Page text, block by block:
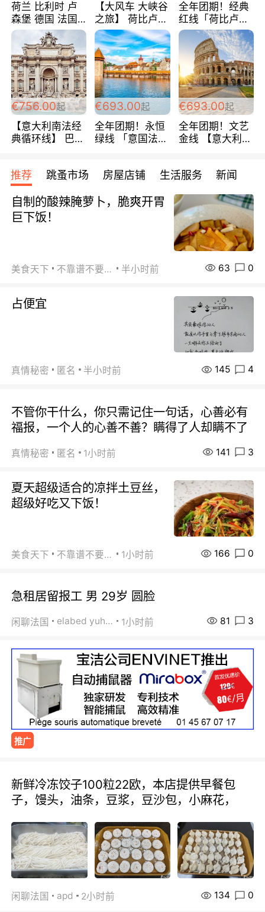
荷兰 比利时 卢
森堡 德国 法国
超爽玩遍西欧 循
环线 全程四星宾
馆 108欧/人/天
【大风车 大峡谷
之旅】 荷比卢德
法 巴黎上下 经
典五国四日游
488欧/人
全年团期！经典
红线「荷比卢德
法」七天循环 五
国 仅售99欧/人/
天！巴黎上下！
包拼房~
€756.00起
【意大利南法经
典循环线】 巴黎
宾馆 108欧/天起
全程756欧/位
€693.00起
全年团期！永恒
绿线 「意国法
欧/天起 ~包拼房
€693.00起
全年团期！文艺
金线 【意大利一
每周铁发！
推荐 跳蚤市场 房屋店铺 生活服务 新闻
自制的酸辣腌萝卜，脆爽开胃
巨下饭！
美食天下 不靠谱不要联系 半小时前 63 0
占便宜
真情秘密 匿名 半小时前 145 4
不管你干什么，你只需记住一句话，心善必有
福报，一个人的心善不善？瞒得了人却瞒不了
真情秘密 匿名 1小时前 141 3
夏天超级适合的凉拌土豆丝，
超级好吃又下饭！
美食天下 不靠谱不要联系 1小时前 166 0
急租居留报工 男 29岁 圆脸
闲聊法国 elabed yuhua 1小时前 81 3
推广
新鲜冷冻饺子100粒22欧，本店提供早餐包
子，馒头，油条，豆浆，豆沙包，小麻花，
闲聊法国 apd 2小时前 134 0